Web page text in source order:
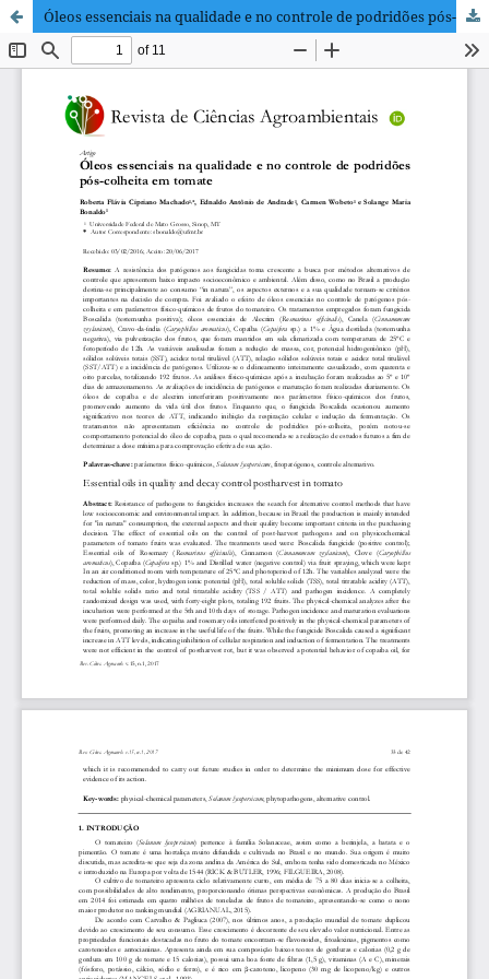
Óleos essenciais na qualidade e no controle de podridões pós-colheita em tomate